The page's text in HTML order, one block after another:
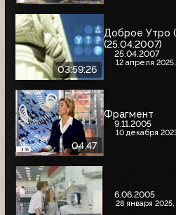
03:59:26
Доброе Утро
(25.04.2007)
25.04.2007
12 апреля
04:47
Фрагмент
9.11.2005
10 декабря
6.06.2005
28 января 2025,